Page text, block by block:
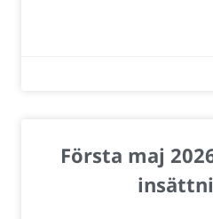
Första maj